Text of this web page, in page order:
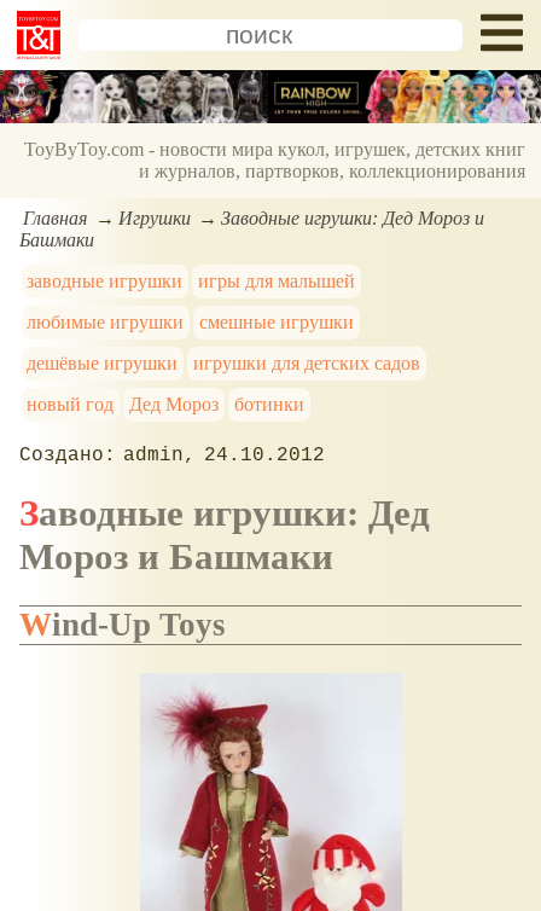
ToyByToy.com - новости мира кукол, игрушек, детских книг
и журналов, партворков, коллекционирования
Главная Игрушки
Заводные игрушки: Дед Мороз и
Башмаки
заводные игрушки
игры для малышей
любимые игрушки
смешные игрушки
дешёвые игрушки
игрушки для детских садов
новый год
Дед Мороз ботинки
admin 24.10.2012
Заводные игрушки: Дед
Мороз и Башмаки
Wind-Up Toys